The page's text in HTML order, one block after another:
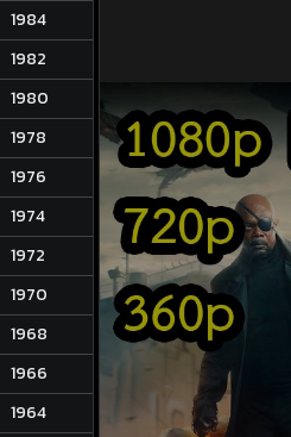
1984
1982
1980
1978
1976
1974
1972
1970
1968
1966
1964